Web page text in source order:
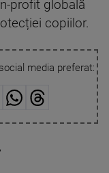
profit globală
copiilor.
media preferat:
,